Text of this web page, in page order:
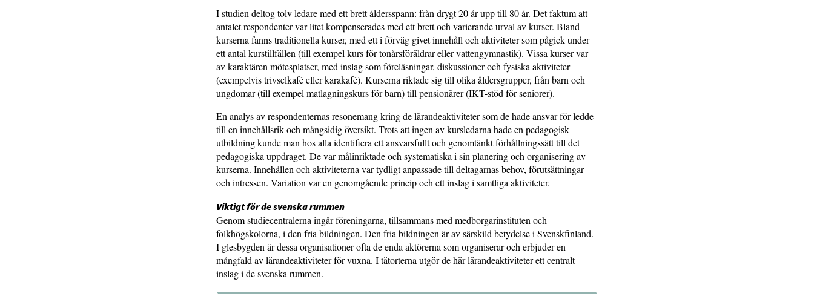
I studien deltog tolv ledare med ett brett åldersspann: från drygt 20 år upp till 80 år. Det faktum att
antalet respondenter var litet kompenserades med ett brett och varierande urval av kurser. Bland
kurserna fanns traditionella kurser, med ett i förväg givet innehåll och aktiviteter som pågick under
ett antal kurstillfällen (till exempel kurs för tonårsföräldrar eller vattengymnastik). Vissa kurser var
av karaktären mötesplatser, med inslag som föreläsningar, diskussioner och fysiska aktiviteter
(exempelvis trivselkafé eller karakafé). Kurserna riktade sig till olika åldersgrupper, från barn och
ungdomar (till exempel matlagningskurs för barn) till pensionärer (IKT-stöd för seniorer).
En analys av respondenternas resonemang kring de lärandeaktiviteter som de hade ansvar för ledde
till en innehållsrik och mångsidig översikt. Trots att ingen av kursledarna hade en pedagogisk
utbildning kunde man hos alla identifiera ett ansvarsfullt och genomtänkt förhållningssätt till det
pedagogiska uppdraget. De var målinriktade och systematiska i sin planering och organisering av
kurserna. Innehållen och aktiviteterna var tydligt anpassade till deltagarnas behov, förutsättningar
och intressen. Variation var en genomgående princip och ett inslag i samtliga aktiviteter.
Viktigt för de svenska rummen
Genom studiecentralerna ingår föreningarna, tillsammans med medborgarinstituten och
folkhögskolorna, i den fria bildningen. Den fria bildningen är av särskild betydelse i Svenskfinland.
I glesbygden är dessa organisationer ofta de enda aktörerna som organiserar och erbjuder en
mångfald av lärandeaktiviteter för vuxna. I tätorterna utgör de här lärandeaktiviteter ett centralt
inslag i de svenska rummen.